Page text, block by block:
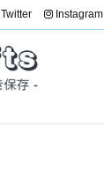
Twitter Instagram